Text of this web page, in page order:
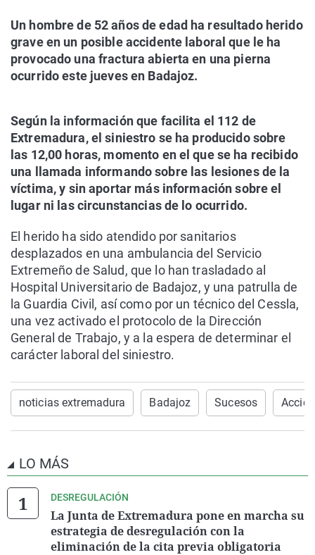
Un hombre de 52 años de edad ha resultado herido
grave en un posible accidente laboral que le ha
provocado una fractura abierta en una pierna
ocurrido este jueves en Badajoz.
Según la información que facilita el 112 de
Extremadura, el siniestro se ha producido sobre
las 12,00 horas, momento en el que se ha recibido
una llamada informando sobre las lesiones de la
víctima, y sin aportar más información sobre el
lugar ni las circunstancias de lo ocurrido.
El herido ha sido atendido por sanitarios
desplazados en una ambulancia del Servicio
Extremeño de Salud, que lo han trasladado al
Hospital Universitario de Badajoz, y una patrulla de
la Guardia Civil, así como por un técnico del Cessla,
una vez activado el protocolo de la Dirección
General de Trabajo, y a la espera de determinar el
carácter laboral del siniestro.
noticias extremadura Badajoz Sucesos
LO MÁS
DESREGULACIÓN
La Junta de Extremadura pone en marcha su
estrategia de desregulación con la
eliminación de la cita previa obligatoria